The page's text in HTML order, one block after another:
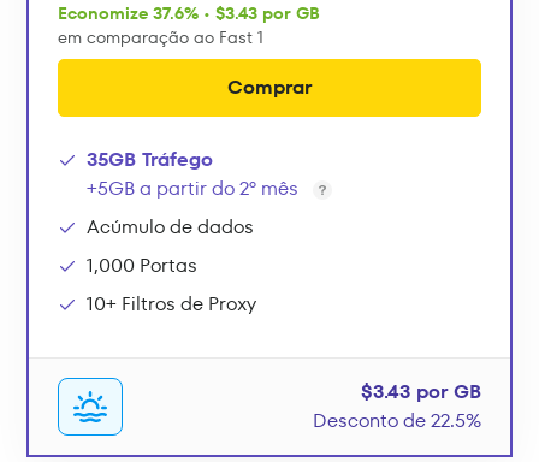
Economize 37.6% • $3.43 por GB
em comparação ao Fast 1
Comprar
35GB Tráfego
+5GB a partir do 2º mês
Acúmulo de dados
1,000 Portas
10+ Filtros de Proxy
$3.43 por GB
Desconto de 22.5%